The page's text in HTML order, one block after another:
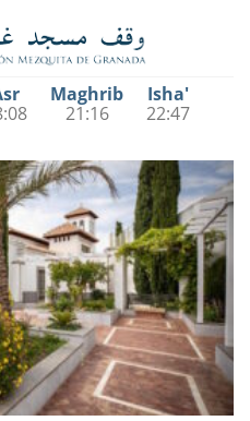
Maghrib
21:16
Isha'
22:47